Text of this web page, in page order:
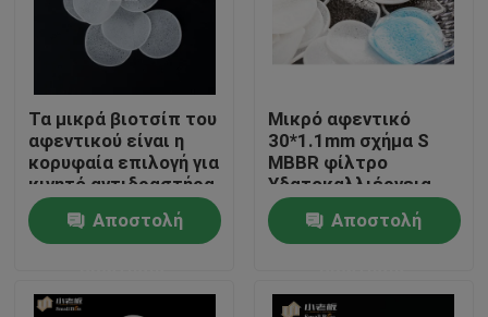
Σπίτι
Προϊόντα
Περίπου εμείς
Τα μικρά βιοτσίπ του
αφεντικού είναι η
κορυφαία επιλογή για
κινητό αντιδραστήρα
βιοφίλμ στην
υδατοκαλλιέργεια
Αποστολή
Μικρό αφεντικό
30*1.1mm σχήμα S
MBBR φίλτρο
Υδατοκαλλιέργεια
Biochips διεργασία
εξωρίσματος
Αποστολή